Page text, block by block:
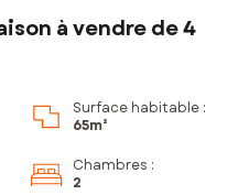
à vendre de 4
Surface habitable :
65m²
Chambres :
2